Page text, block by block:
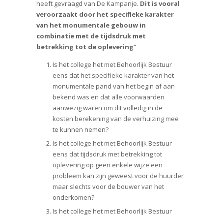
heeft gevraagd van De Kampanje. Dit is vooral
veroorzaakt door het specifieke karakter
van het monumentale gebouw in
combinatie met de tijdsdruk met
betrekking tot de oplevering”
Is het college het met Behoorlijk Bestuur
eens dat het specifieke karakter van het
monumentale pand van het begin af aan
bekend was en dat alle voorwaarden
aanwezig waren om dit volledig in de
kosten berekening van de verhuizing mee
te kunnen nemen?
Is het college het met Behoorlijk Bestuur
eens dat tijdsdruk met betrekking tot
oplevering op geen enkele wijze een
probleem kan zijn geweest voor de huurder
maar slechts voor de bouwer van het
onderkomen?
Is het college het met Behoorlijk Bestuur